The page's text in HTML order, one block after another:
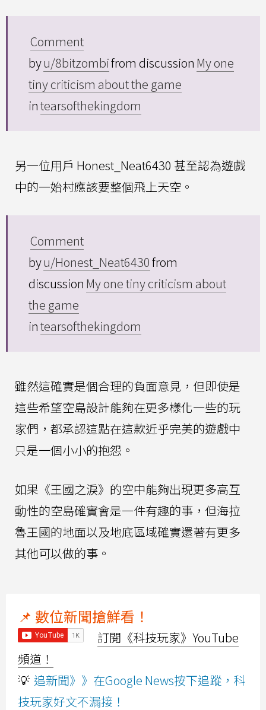
Comment
byu/8bitzombifrom discussion My one
tiny criticism about the game
intearsofthekingdom
另一位用戶 Honest_Neat6430 甚至認為遊戲
中的一始村應該要整個飛上天空。
Comment
byu/Honest_Neat6430from
discussion My one tiny criticism about
the game
intearsofthekingdom
雖然這確實是個合理的負面意見，但即使是
這些希望空島設計能夠在更多樣化一些的玩
家們，都承認這點在這款近乎完美的遊戲中
只是一個小小的抱怨。
如果《王國之淚》的空中能夠出現更多高互
動性的空島確實會是一件有趣的事，但海拉
魯王國的地面以及地底區域確實還著有更多
其他可以做的事。
📌 數位新聞搶鮮看！
訂閱《科技玩家》YouTube
頻道！
💡 追新聞》》在Google News按下追蹤，科
技玩家好文不漏接！